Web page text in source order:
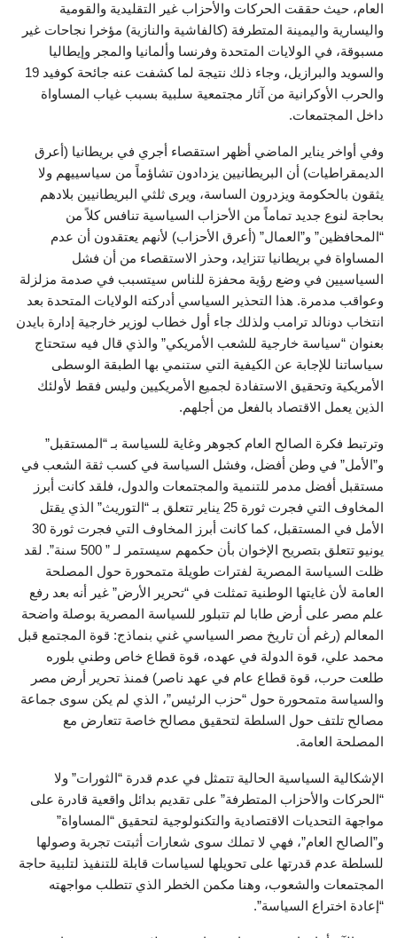
العام، حيث حققت الحركات والأحزاب غير التقليدية والقومية
واليسارية واليمينة المتطرفة (كالفاشية والنازية) مؤخرا نجاحات غير
مسبوقة، في الولايات المتحدة وفرنسا وألمانيا والمجر وإيطاليا
والسويد والبرازيل، وجاء ذلك نتيجة لما كشفت عنه جائحة كوفيد 19
والحرب الأوكرانية من آثار مجتمعية سلبية بسبب غياب المساواة
داخل المجتمعات.
وفي أواخر يناير الماضي أظهر استقصاء أجري في بريطانيا (أعرق
الديمقراطيات) أن البريطانيين يزدادون تشاؤماً من سياسييهم ولا
يثقون بالحكومة ويزدرون الساسة، ويرى ثلثي البريطانيين بلادهم
بحاجة لنوع جديد تماماً من الأحزاب السياسية تنافس كلاً من
“المحافظين” و”العمال” (أعرق الأحزاب) لأنهم يعتقدون أن عدم
المساواة في بريطانيا تتزايد، وحذر الاستقصاء من أن فشل
السياسيين في وضع رؤية محفزة للناس سيتسبب في صدمة مزلزلة
وعواقب مدمرة. هذا التحذير السياسي أدركته الولايات المتحدة بعد
انتخاب دونالد ترامب ولذلك جاء أول خطاب لوزير خارجية إدارة بايدن
بعنوان “سياسة خارجية للشعب الأمريكي” والذي قال فيه ستحتاج
سياساتنا للإجابة عن الكيفية التي ستنمي بها الطبقة الوسطى
الأمريكية وتحقيق الاستفادة لجميع الأمريكيين وليس فقط لأولئك
الذين يعمل الاقتصاد بالفعل من أجلهم.
وترتبط فكرة الصالح العام كجوهر وغاية للسياسة بـ “المستقبل”
و”الأمل” في وطن أفضل، وفشل السياسة في كسب ثقة الشعب في
مستقبل أفضل مدمر للتنمية والمجتمعات والدول، فلقد كانت أبرز
المخاوف التي فجرت ثورة 25 يناير تتعلق بـ “التوريث” الذي يقتل
الأمل في المستقبل، كما كانت أبرز المخاوف التي فجرت ثورة 30
يونيو تتعلق بتصريح الإخوان بأن حكمهم سيستمر لـ ” 500 سنة”. لقد
ظلت السياسة المصرية لفترات طويلة متمحورة حول المصلحة
العامة لأن غايتها الوطنية تمثلت في “تحرير الأرض” غير أنه بعد رفع
علم مصر على أرض طابا لم تتبلور للسياسة المصرية بوصلة واضحة
المعالم (رغم أن تاريخ مصر السياسي غني بنماذج: قوة المجتمع قبل
محمد علي، قوة الدولة في عهده، قوة قطاع خاص وطني بلوره
طلعت حرب، قوة قطاع عام في عهد ناصر) فمنذ تحرير أرض مصر
والسياسة متمحورة حول “حزب الرئيس”، الذي لم يكن سوى جماعة
مصالح تلتف حول السلطة لتحقيق مصالح خاصة تتعارض مع
المصلحة العامة.
الإشكالية السياسية الحالية تتمثل في عدم قدرة “الثورات” ولا
“الحركات والأحزاب المتطرفة” على تقديم بدائل واقعية قادرة على
مواجهة التحديات الاقتصادية والتكنولوجية لتحقيق “المساواة”
و”الصالح العام”، فهي لا تملك سوى شعارات أثبتت تجربة وصولها
للسلطة عدم قدرتها على تحويلها لسياسات قابلة للتنفيذ لتلبية حاجة
المجتمعات والشعوب، وهنا مكمن الخطر الذي تتطلب مواجهته
“إعادة اختراع السياسة”.